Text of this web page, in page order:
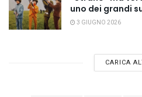
uno dei grandi
3 GIUGNO 2026
CARICA